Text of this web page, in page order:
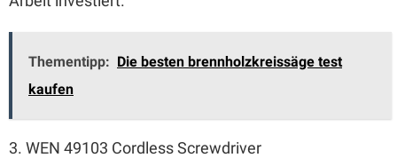
Thementipp: Die besten brennholzkreissäge test
kaufen
3. WEN 49103 Cordless Screwdriver